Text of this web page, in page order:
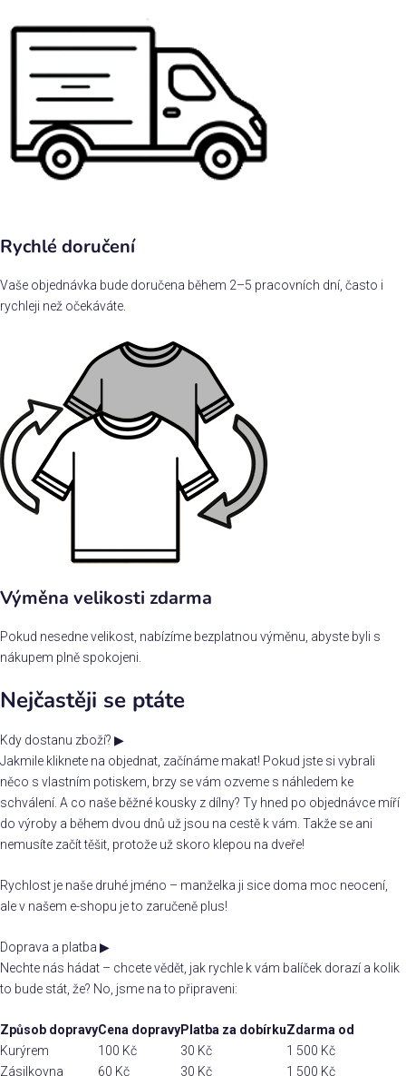
Rychlé doručení
Vaše objednávka bude doručena během 2–5 pracovních dní, často i
rychleji než očekáváte.
Výměna velikosti zdarma
Pokud nesedne velikost, nabízíme bezplatnou výměnu, abyste byli s
nákupem plně spokojeni.
Nejčastěji se ptáte
Kdy dostanu zboží? ▶
Jakmile kliknete na objednat, začínáme makat! Pokud jste si vybrali
něco s vlastním potiskem, brzy se vám ozveme s náhledem ke
schválení. A co naše běžné kousky z dílny? Ty hned po objednávce míří
do výroby a během dvou dnů už jsou na cestě k vám. Takže se ani
nemusíte začít těšit, protože už skoro klepou na dveře!
Rychlost je naše druhé jméno – manželka ji sice doma moc neocení,
ale v našem e-shopu je to zaručeně plus!
Doprava a platba ▶
Nechte nás hádat – chcete vědět, jak rychle k vám balíček dorazí a kolik
to bude stát, že? No, jsme na to připraveni:
Způsob dopravyCena dopravyPlatba za dobírkuZdarma od
Kurýrem
100 Kč 30 Kč
1 500 Kč
Zásilkovna
60 Kč 30 Kč
1 500 Kč